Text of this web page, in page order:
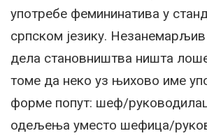
употребе фемининатива у
српском језику.
дела становништва ништа
томе да неко уз њихово име
форме попут: шеф/
одељења уместо шефица/